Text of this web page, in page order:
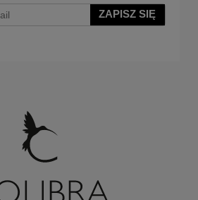
ZAPISZ SIĘ